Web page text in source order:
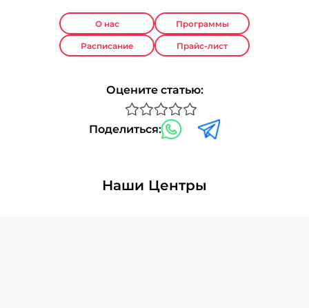
О нас Программы
Расписание Прайс-лист
Оцените статью:
Поделиться:
Наши Центры